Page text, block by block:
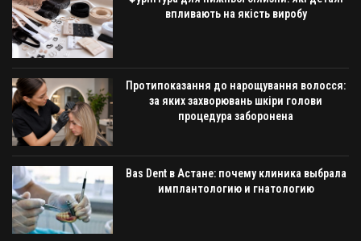
впливають на якість виробу
Протипоказання до нарощування волосся:
за яких захворювань шкіри голови
процедура заборонена
Bas Dent в Астане: почему клиника выбрала
имплантологию и гнатологию